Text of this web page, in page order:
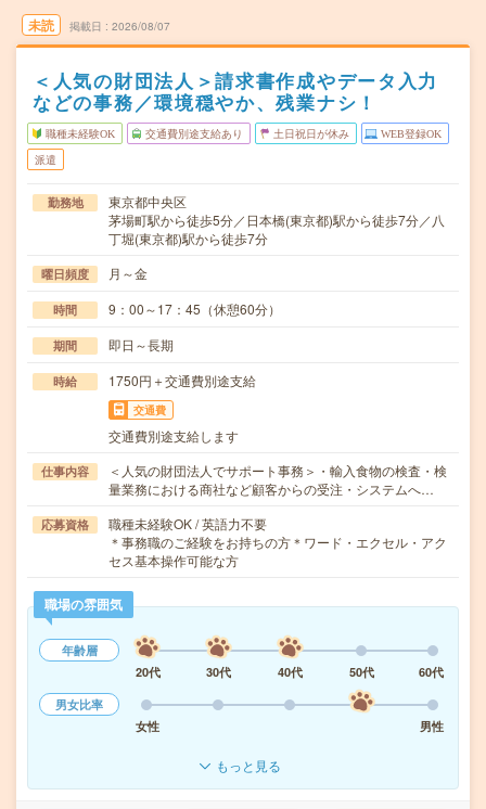
未読 掲載日 2026/08/07
＜人気の財団法人＞請求書作成やデータ入力
などの事務／環境穏やか、残業ナシ！
職種未経験OK 交通費別途支給あり 土日祝日が休み WEB登録OK
派遣
勤務地
東京都中央区
茅場町駅から徒歩5分／日本橋(東京都)駅から徒歩7分／八
丁堀(東京都)駅から徒歩7分
曜日頻度 月～金
時間 9：00～17：45（休憩60分）
期間 即日～長期
時給 1750円＋交通費別途支給
交通費
交通費別途支給します
仕事内容
＜人気の財団法人でサポート事務＞・輸入食物の検査・検
量業務における商社など顧客からの受注・システムへ…
応募資格
職種未経験OK / 英語力不要
＊事務職のご経験をお持ちの方＊ワード・エクセル・アク
セス基本操作可能な方
職場の雰囲気
年齢層
20代
30代 40代 50代
60代
男女比率
女性
男性
もっと見る